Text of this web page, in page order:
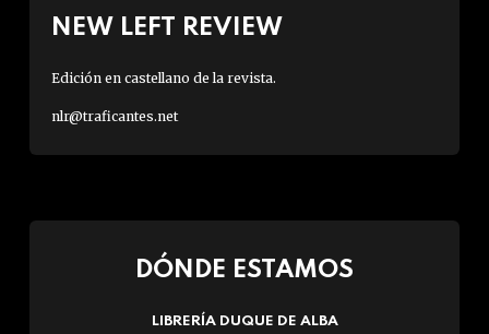
NEW LEFT REVIEW
Edición en castellano de la revista.
nlr@traficantes.net
DÓNDE ESTAMOS
LIBRERÍA DUQUE DE ALBA